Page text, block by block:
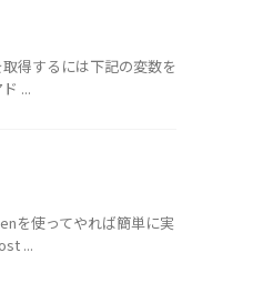
得するには下記の変数を
...
を使ってやれば簡単に実
...